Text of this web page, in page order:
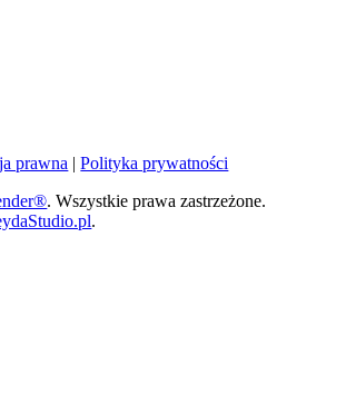
prawna |Polityka prywatności
. Wszystkie prawa zastrzeżone.
.